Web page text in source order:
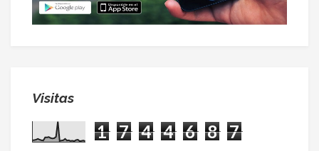
Visitas
1 7 4 4 6 8 7